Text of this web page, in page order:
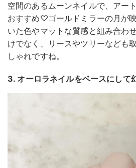
空間のあるムーンネイルで、アー
おすすめ♡ゴールドミラーの月が
いた色やマットな質感と組み合わ
けでなく、リースやツリーなども
しゃれですね。
3. オーロラネイルをベースにして